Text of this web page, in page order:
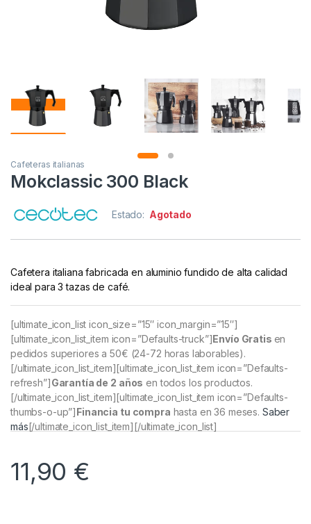
Cafeteras italianas
Mokclassic 300 Black
Estado: Agotado
Cafetera italiana fabricada en aluminio fundido de alta calidad
ideal para 3 tazas de café.
[ultimate_icon_list icon_size=”15″ icon_margin=”15″]
[ultimate_icon_list_item icon=”Defaults-truck”]Envío Gratis en
pedidos superiores a 50€ (24-72 horas laborables).
[/ultimate_icon_list_item][ultimate_icon_list_item icon=”Defaults-
refresh”]Garantía de 2 años en todos los productos.
[/ultimate_icon_list_item][ultimate_icon_list_item icon=”Defaults-
thumbs-o-up”]Financia tu compra hasta en 36 meses. Saber
más[/ultimate_icon_list_item][/ultimate_icon_list]
11,90 €